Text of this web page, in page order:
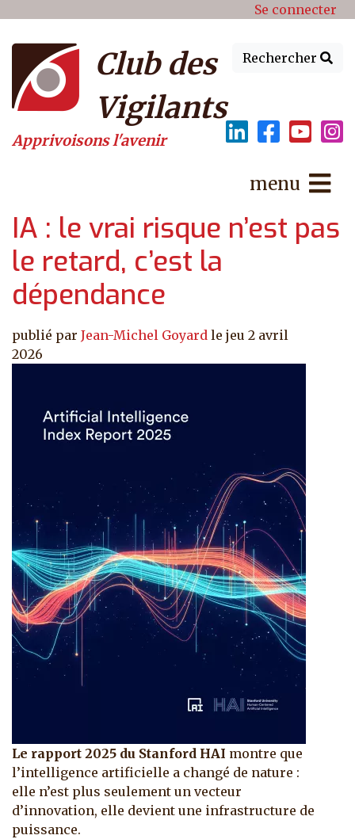
Menu du compte de Se connecter
Rechercher
Club des
Vigilants
Apprivoisons l'avenir
menu
IA : le vrai risque n’est pas
le retard, c’est la
dépendance
publié par Jean-Michel Goyard le jeu 2 avril
2026
Le rapport 2025 du Stanford HAI montre que
l’intelligence artificielle a changé de nature :
elle n’est plus seulement un vecteur
d’innovation, elle devient une infrastructure de
puissance.